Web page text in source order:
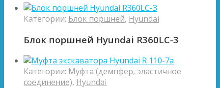
Категории: Блок поршней, Hyundai
Блок поршней Hyundai R360LC-3
Категории: Муфта (демпфер, эластичное
соединение), Hyundai